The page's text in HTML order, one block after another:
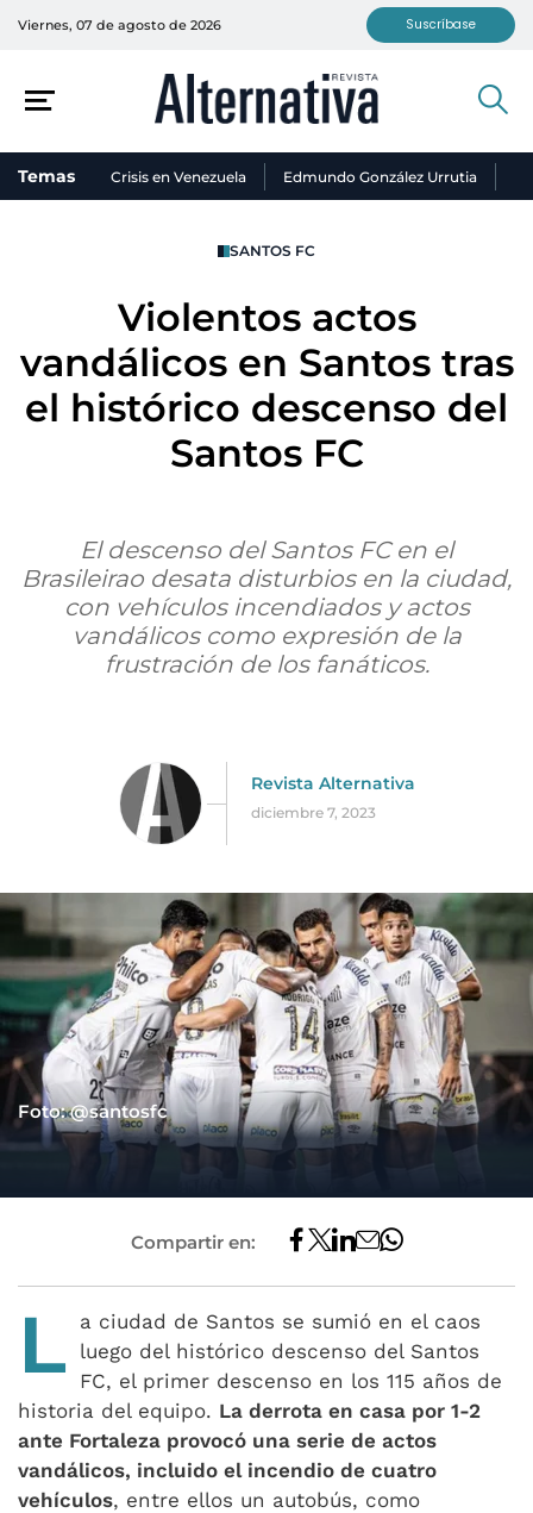
Viernes, 07 de agosto de 2026 Suscríbase
Temas Crisis en Venezuela Edmundo González Urrutia
SANTOS FC
Violentos actos
vandálicos en Santos tras
el histórico descenso del
Santos FC
El descenso del Santos FC en el
Brasileirao desata disturbios en la ciudad,
con vehículos incendiados y actos
vandálicos como expresión de la
frustración de los fanáticos.
Revista Alternativa
diciembre 7, 2023
Foto: @santosfc
Compartir en:
L
a ciudad de Santos se sumió en el caos
luego del histórico descenso del Santos
FC, el primer descenso en los 115 años de
historia del equipo. La derrota en casa por 1-2
ante Fortaleza provocó una serie de actos
vandálicos, incluido el incendio de cuatro
vehículos, entre ellos un autobús, como